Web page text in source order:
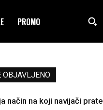
PROMO
OBJAVLJENO
način na koji navijači prate